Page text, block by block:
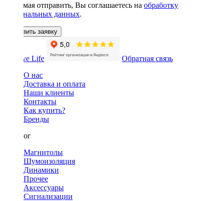
Нажимая отправить, Вы соглашаетесь на обработку
персональных данных.
Оставить заявку
Обратная связь
О нас
Доставка и оплата
Наши клиенты
Контакты
Как купить?
Бренды
Каталог
Магнитолы
Шумоизоляция
Динамики
Прочее
Аксессуары
Сигнализации